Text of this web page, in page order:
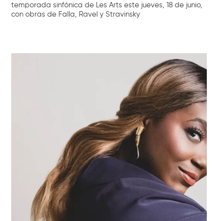
temporada sinfónica de Les Arts este jueves, 18 de junio,
con obras de Falla, Ravel y Stravinsky